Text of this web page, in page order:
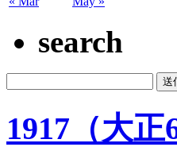
search
1917（大正